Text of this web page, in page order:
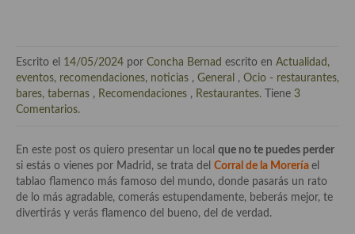
Tiendas especiales
En la mesa: menaje, vajilla, técnicas de emplatado, decoración
Historia de la gastronomía, platos celebres, cocineros, críticos,
historias culinarias y otras cosas
Origen y evolución de la comida
Escrito el 14/05/2024 por Concha Bernad escrito en Actualidad,
eventos, recomendaciones, noticias , General , Ocio - restaurantes,
bares, tabernas , Recomendaciones , Restaurantes. Tiene 3
Comentarios.
En este post os quiero presentar un local que no te puedes perder
si estás o vienes por Madrid, se trata del Corral de la Morería el
tablao flamenco más famoso del mundo, donde pasarás un rato
de lo más agradable, comerás estupendamente, beberás mejor, te
divertirás y verás flamenco del bueno, del de verdad.